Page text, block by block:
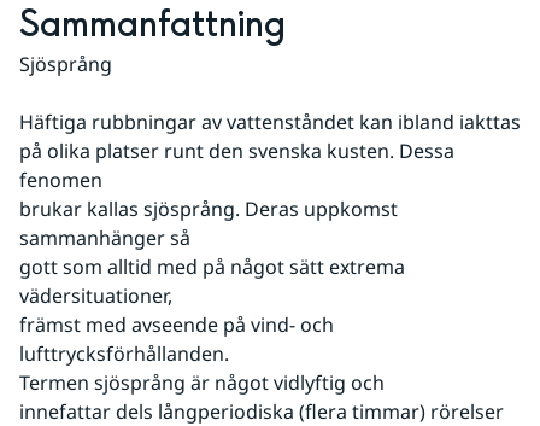
Sammanfattning
Sjösprång
Häftiga rubbningar av vattenståndet kan ibland iakttas
på olika platser runt den svenska kusten. Dessa
fenomen
brukar kallas sjösprång. Deras uppkomst
sammanhänger så
gott som alltid med på något sätt extrema
vädersituationer,
främst med avseende på vind- och
lufttrycksförhållanden.
Termen sjösprång är något vidlyftig och
innefattar dels långperiodiska (flera timmar) rörelser